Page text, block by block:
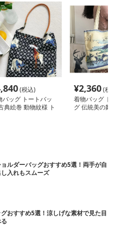
(税込)
バッグ トートバッ
典絵巻 動物紋様 ト
¥2,360(税
着物バッグ ト
グ 伝統美の舞
ルダーバッグおすすめ5選！両手が自
入れもスムーズ
おすすめ5選！涼しげな素材で見た目